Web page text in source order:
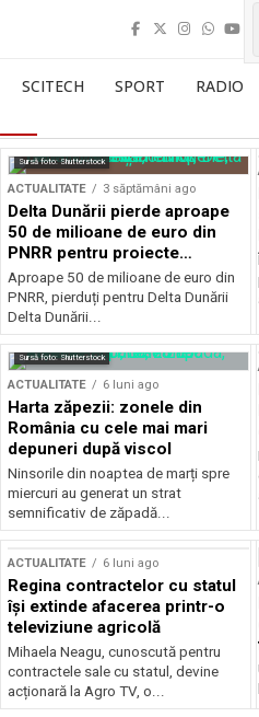
SCITECH SPORT RADIO
Sursă foto: Shutterstock
ACTUALITATE 3 săptămâni ago
Delta Dunării pierde aproape
50 de milioane de euro din
PNRR pentru proiecte
esențiale
Aproape 50 de milioane de euro din
PNRR, pierduți pentru Delta Dunării
Delta Dunării...
Sursă foto: Shutterstock
ACTUALITATE 6 luni ago
Harta zăpezii: zonele din
România cu cele mai mari
depuneri după viscol
Ninsorile din noaptea de marți spre
miercuri au generat un strat
semnificativ de zăpadă...
ACTUALITATE 6 luni ago
Regina contractelor cu statul
își extinde afacerea printr-o
televiziune agricolă
Mihaela Neagu, cunoscută pentru
contractele sale cu statul, devine
acționară la Agro TV, o...